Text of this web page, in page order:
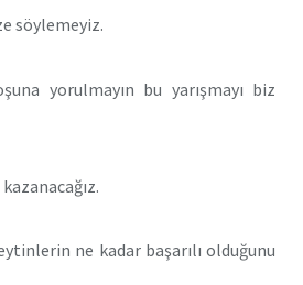
söylemeyiz.
yorulmayın bu yarışmayı biz
ne kadar başarılı olduğunu